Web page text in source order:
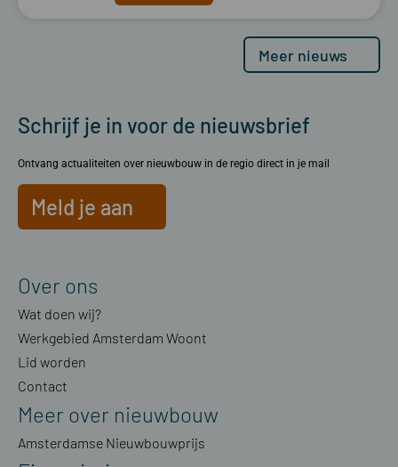
Meer nieuws
Schrijf je in voor de nieuwsbrief
Ontvang actualiteiten over nieuwbouw in de regio direct in je mail
Meld je aan
Over ons
Wat doen wij?
Werkgebied Amsterdam Woont
Lid worden
Contact
Meer over nieuwbouw
Amsterdamse Nieuwbouwprijs